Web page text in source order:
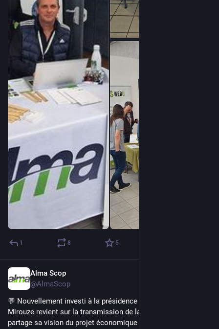
1 8 5
Alma Scop
@AlmaScop
💬 Nouvellement investi à la présidence d’Alma, Simon
Mirouze revient sur la transmission de la gouvernance d’Alma,
partage sa vision du projet économique et citoyen de notre